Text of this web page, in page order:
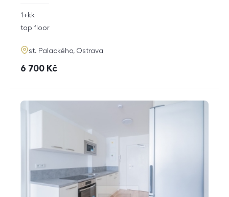
rozměry
disposition
1+kk
funkce
top floor
adresa
st. Palackého, Ostrava
cena
6 700 Kč